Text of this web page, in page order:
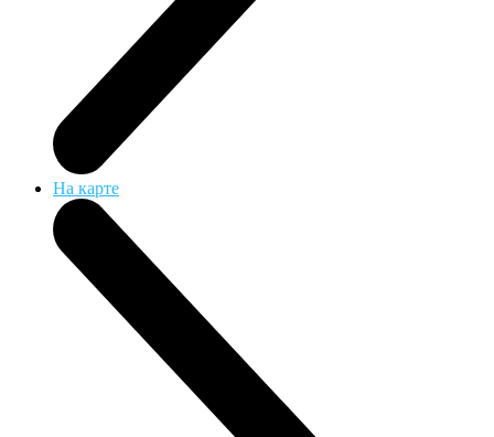
На карте